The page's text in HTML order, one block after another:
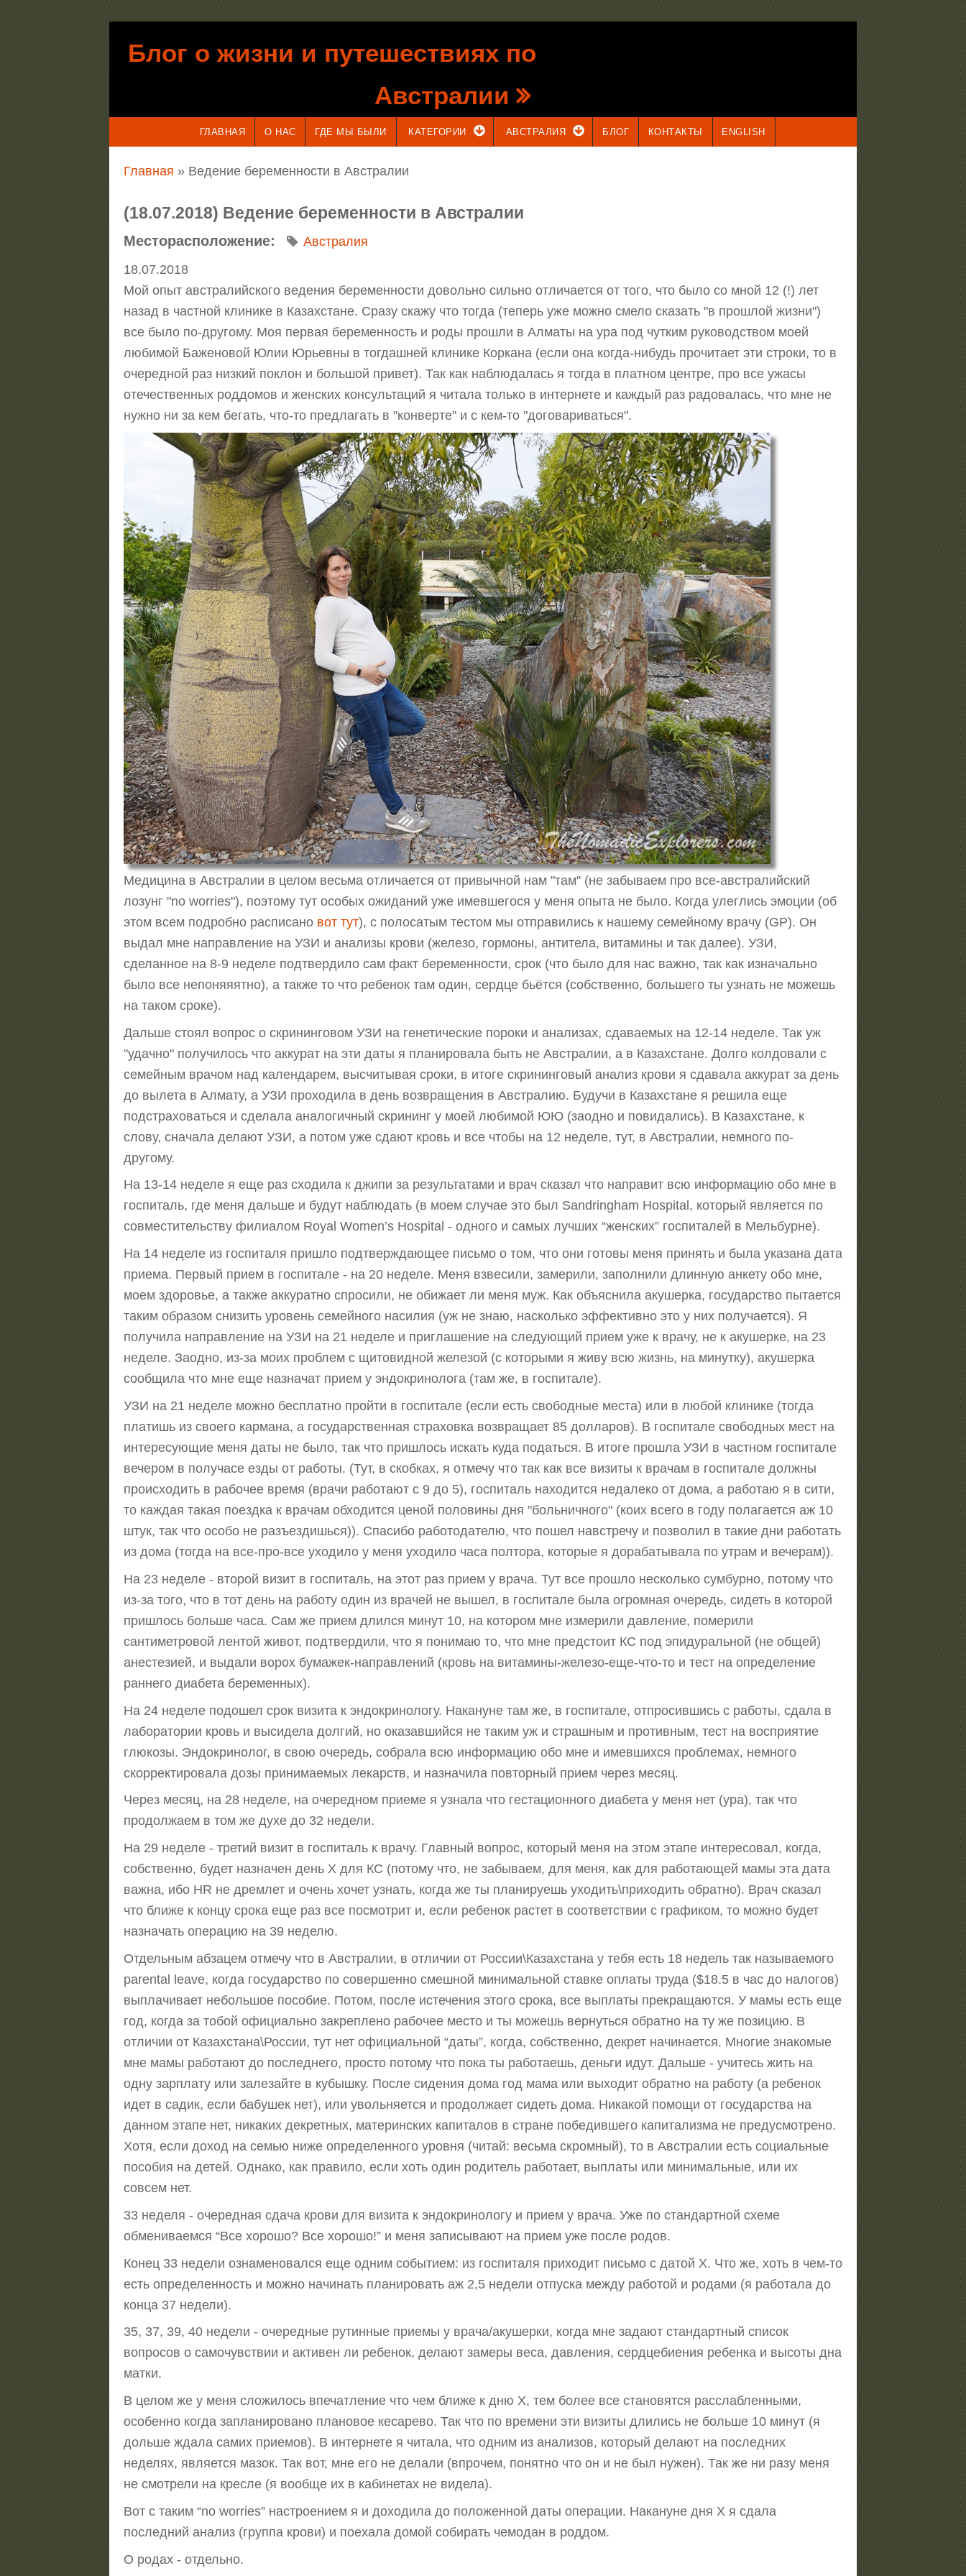
Блог о жизни и путешествиях по
Австралии
ГЛАВНАЯ О НАС ГДЕ МЫ БЫЛИ КАТЕГОРИИ АВСТРАЛИЯ БЛОГ КОНТАКТЫ ENGLISH
Вы здесь
Главная » Ведение беременности в Австралии
(18.07.2018) Ведение беременности в Австралии
Месторасположение:
Австралия
18.07.2018
Мой опыт австралийского ведения беременности довольно сильно отличается от того, что было со мной 12 (!) лет
назад в частной клинике в Казахстане. Сразу скажу что тогда (теперь уже можно смело сказать "в прошлой жизни")
все было по-другому. Моя первая беременность и роды прошли в Алматы на ура под чутким руководством моей
любимой Баженовой Юлии Юрьевны в тогдашней клинике Коркана (если она когда-нибудь прочитает эти строки, то в
очередной раз низкий поклон и большой привет). Так как наблюдалась я тогда в платном центре, про все ужасы
отечественных роддомов и женских консультаций я читала только в интернете и каждый раз радовалась, что мне не
нужно ни за кем бегать, что-то предлагать в "конверте" и с кем-то "договариваться".
Медицина в Австралии в целом весьма отличается от привычной нам "там" (не забываем про все-австралийский
лозунг "no worries"), поэтому тут особых ожиданий уже имевшегося у меня опыта не было. Когда улеглись эмоции (об
этом всем подробно расписано вот тут), с полосатым тестом мы отправились к нашему семейному врачу (GP). Он
выдал мне направление на УЗИ и анализы крови (железо, гормоны, антитела, витамины и так далее). УЗИ,
сделанное на 8-9 неделе подтвердило сам факт беременности, срок (что было для нас важно, так как изначально
было все непоняяятно), а также то что ребенок там один, сердце бьётся (собственно, большего ты узнать не можешь
на таком сроке).
Дальше стоял вопрос о скрининговом УЗИ на генетические пороки и анализах, сдаваемых на 12-14 неделе. Так уж
"удачно" получилось что аккурат на эти даты я планировала быть не Австралии, а в Казахстане. Долго колдовали с
семейным врачом над календарем, высчитывая сроки, в итоге скрининговый анализ крови я сдавала аккурат за день
до вылета в Алмату, а УЗИ проходила в день возвращения в Австралию. Будучи в Казахстане я решила еще
подстраховаться и сделала аналогичный скрининг у моей любимой ЮЮ (заодно и повидались). В Казахстане, к
слову, сначала делают УЗИ, а потом уже сдают кровь и все чтобы на 12 неделе, тут, в Австралии, немного по-
другому.
На 13-14 неделе я еще раз сходила к джипи за результатами и врач сказал что направит всю информацию обо мне в
госпиталь, где меня дальше и будут наблюдать (в моем случае это был Sandringham Hospital, который является по
совместительству филиалом Royal Women’s Hospital - одного и самых лучших “женских” госпиталей в Мельбурне).
На 14 неделе из госпиталя пришло подтверждающее письмо о том, что они готовы меня принять и была указана дата
приема. Первый прием в госпитале - на 20 неделе. Меня взвесили, замерили, заполнили длинную анкету обо мне,
моем здоровье, а также аккуратно спросили, не обижает ли меня муж. Как объяснила акушерка, государство пытается
таким образом снизить уровень семейного насилия (уж не знаю, насколько эффективно это у них получается). Я
получила направление на УЗИ на 21 неделе и приглашение на следующий прием уже к врачу, не к акушерке, на 23
неделе. Заодно, из-за моих проблем с щитовидной железой (с которыми я живу всю жизнь, на минутку), акушерка
сообщила что мне еще назначат прием у эндокринолога (там же, в госпитале).
УЗИ на 21 неделе можно бесплатно пройти в госпитале (если есть свободные места) или в любой клинике (тогда
платишь из своего кармана, а государственная страховка возвращает 85 долларов). В госпитале свободных мест на
интересующие меня даты не было, так что пришлось искать куда податься. В итоге прошла УЗИ в частном госпитале
вечером в получасе езды от работы. (Тут, в скобках, я отмечу что так как все визиты к врачам в госпитале должны
происходить в рабочее время (врачи работают с 9 до 5), госпиталь находится недалеко от дома, а работаю я в сити,
то каждая такая поездка к врачам обходится ценой половины дня "больничного" (коих всего в году полагается аж 10
штук, так что особо не разъездишься)). Спасибо работодателю, что пошел навстречу и позволил в такие дни работать
из дома (тогда на все-про-все уходило у меня уходило часа полтора, которые я дорабатывала по утрам и вечерам)).
На 23 неделе - второй визит в госпиталь, на этот раз прием у врача. Тут все прошло несколько сумбурно, потому что
из-за того, что в тот день на работу один из врачей не вышел, в госпитале была огромная очередь, сидеть в которой
пришлось больше часа. Сам же прием длился минут 10, на котором мне измерили давление, померили
сантиметровой лентой живот, подтвердили, что я понимаю то, что мне предстоит КС под эпидуральной (не общей)
анестезией, и выдали ворох бумажек-направлений (кровь на витамины-железо-еще-что-то и тест на определение
раннего диабета беременных).
На 24 неделе подошел срок визита к эндокринологу. Накануне там же, в госпитале, отпросившись с работы, сдала в
лаборатории кровь и высидела долгий, но оказавшийся не таким уж и страшным и противным, тест на восприятие
глюкозы. Эндокринолог, в свою очередь, собрала всю информацию обо мне и имевшихся проблемах, немного
скорректировала дозы принимаемых лекарств, и назначила повторный прием через месяц.
Через месяц, на 28 неделе, на очередном приеме я узнала что гестационного диабета у меня нет (ура), так что
продолжаем в том же духе до 32 недели.
На 29 неделе - третий визит в госпиталь к врачу. Главный вопрос, который меня на этом этапе интересовал, когда,
собственно, будет назначен день Х для КС (потому что, не забываем, для меня, как для работающей мамы эта дата
важна, ибо HR не дремлет и очень хочет узнать, когда же ты планируешь уходить\приходить обратно). Врач сказал
что ближе к концу срока еще раз все посмотрит и, если ребенок растет в соответствии с графиком, то можно будет
назначать операцию на 39 неделю.
Отдельным абзацем отмечу что в Австралии, в отличии от России\Казахстана у тебя есть 18 недель так называемого
parental leave, когда государство по совершенно смешной минимальной ставке оплаты труда ($18.5 в час до налогов)
выплачивает небольшое пособие. Потом, после истечения этого срока, все выплаты прекращаются. У мамы есть еще
год, когда за тобой официально закреплено рабочее место и ты можешь вернуться обратно на ту же позицию. В
отличии от Казахстана\России, тут нет официальной “даты”, когда, собственно, декрет начинается. Многие знакомые
мне мамы работают до последнего, просто потому что пока ты работаешь, деньги идут. Дальше - учитесь жить на
одну зарплату или залезайте в кубышку. После сидения дома год мама или выходит обратно на работу (а ребенок
идет в садик, если бабушек нет), или увольняется и продолжает сидеть дома. Никакой помощи от государства на
данном этапе нет, никаких декретных, материнских капиталов в стране победившего капитализма не предусмотрено.
Хотя, если доход на семью ниже определенного уровня (читай: весьма скромный), то в Австралии есть социальные
пособия на детей. Однако, как правило, если хоть один родитель работает, выплаты или минимальные, или их
совсем нет.
33 неделя - очередная сдача крови для визита к эндокринологу и прием у врача. Уже по стандартной схеме
обмениваемся “Все хорошо? Все хорошо!” и меня записывают на прием уже после родов.
Конец 33 недели ознаменовался еще одним событием: из госпиталя приходит письмо с датой Х. Что же, хоть в чем-то
есть определенность и можно начинать планировать аж 2,5 недели отпуска между работой и родами (я работала до
конца 37 недели).
35, 37, 39, 40 недели - очередные рутинные приемы у врача/акушерки, когда мне задают стандартный список
вопросов о самочувствии и активен ли ребенок, делают замеры веса, давления, сердцебиения ребенка и высоты дна
матки.
В целом же у меня сложилось впечатление что чем ближе к дню Х, тем более все становятся расслабленными,
особенно когда запланировано плановое кесарево. Так что по времени эти визиты длились не больше 10 минут (я
дольше ждала самих приемов). В интернете я читала, что одним из анализов, который делают на последних
неделях, является мазок. Так вот, мне его не делали (впрочем, понятно что он и не был нужен). Так же ни разу меня
не смотрели на кресле (я вообще их в кабинетах не видела).
Вот с таким “no worries” настроением я и доходила до положенной даты операции. Накануне дня Х я сдала
последний анализ (группа крови) и поехала домой собирать чемодан в роддом.
О родах - отдельно.